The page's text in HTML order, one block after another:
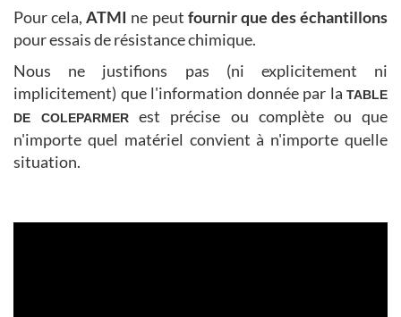
Pour cela,ATMI ne peut fournir que des échantillons
pour essais de résistance chimique.
Nous ne justifions pas (ni explicitement ni
implicitement) que l'information donnée par la TABLE
DE COLEPARMER
est précise ou complète ou que
n'importe quel matériel convient à n'importe quelle
situation.